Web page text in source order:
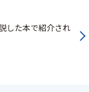
した本で紹介され